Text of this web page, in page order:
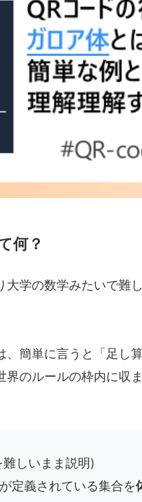
何？
大学の数学みたいで難
簡単に言うと「足し
のルールの枠内に収
しいまま説明)
定義されている集合を